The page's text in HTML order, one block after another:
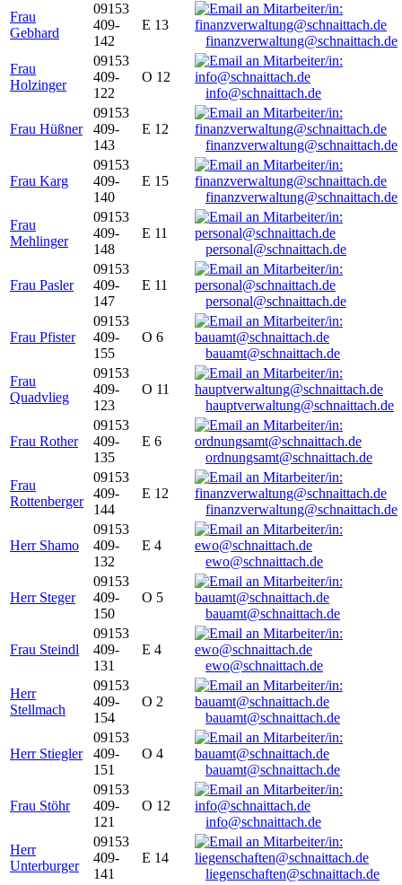
Frau
Gebhard
09153
409-
142
E 13
finanzverwaltung@schnaittach.de
Frau
Holzinger
09153
409-
122
O 12
info@schnaittach.de
Frau Hüßner
09153
409-
143
E 12
finanzverwaltung@schnaittach.de
Frau Karg
09153
409-
140
E 15
finanzverwaltung@schnaittach.de
Frau
Mehlinger
09153
409-
148
E 11
personal@schnaittach.de
Frau Pasler
09153
409-
147
E 11
personal@schnaittach.de
Frau Pfister
09153
409-
155
O 6
bauamt@schnaittach.de
Frau
Quadvlieg
09153
409-
123
O 11
hauptverwaltung@schnaittach.de
Frau Rother
09153
409-
135
E 6
ordnungsamt@schnaittach.de
Frau
Rottenberger
09153
409-
144
E 12
finanzverwaltung@schnaittach.de
Herr Shamo
09153
409-
132
E 4
ewo@schnaittach.de
Herr Steger
09153
409-
150
O 5
bauamt@schnaittach.de
Frau Steindl
09153
409-
131
E 4
ewo@schnaittach.de
Herr
Stellmach
09153
409-
154
O 2
bauamt@schnaittach.de
Herr Stiegler
09153
409-
151
O 4
bauamt@schnaittach.de
Frau Stöhr
09153
409-
121
O 12
info@schnaittach.de
Herr
Unterburger
09153
409-
141
E 14
liegenschaften@schnaittach.de